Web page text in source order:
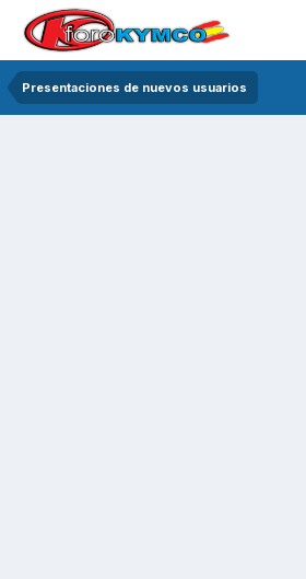
Presentaciones de nuevos usuarios